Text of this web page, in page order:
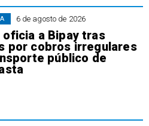
6 de agosto de 2026
oficia a Bipay tras
por cobros irregulares
público de